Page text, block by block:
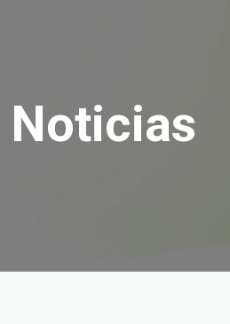
Noticias